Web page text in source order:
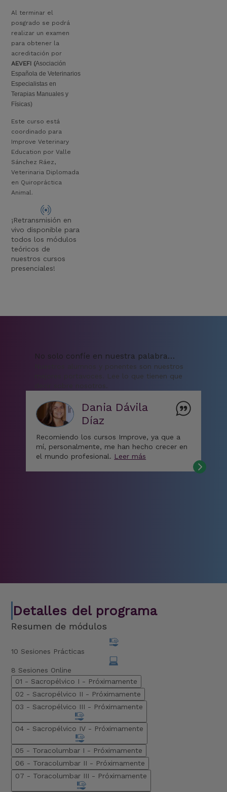
Al terminar el
posgrado se podrá
realizar un examen
para obtener la
acreditación por
AEVEFI (Asociación
Española de Veterinarios
Especialistas en
Terapias Manuales y
Físicas)
Este curso está
coordinado para
Improve Veterinary
Education por Valle
Sánchez Ráez,
Veterinaria Diplomada
en Quiropráctica
Animal.
¡Retransmisión en
vivo disponible para
todos los módulos
teóricos de
nuestros cursos
presenciales!
No solo confíe en nuestra palabra…
Nuestros alumnos y ponentes son nuestros
mejores portavoces. Lee lo que tienen que
decir sobre nosotros.
Dania Dávila
Díaz
Recomiendo los cursos Improve, ya que a
mí, personalmente, me han hecho crecer en
el mundo profesional. Leer más
Detalles del programa
Resumen de módulos
10 Sesiones Prácticas
8 Sesiones Online
01 - Sacropélvico I - Próximamente
02 - Sacropélvico II - Próximamente
03 - Sacropélvico III - Próximamente
04 - Sacropélvico IV - Próximamente
05 - Toracolumbar I - Próximamente
06 - Toracolumbar II - Próximamente
07 - Toracolumbar III - Próximamente